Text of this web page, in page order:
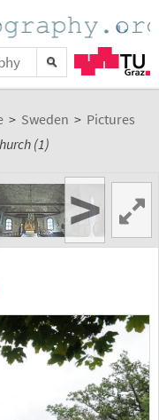
> Sweden > Pictures
(1)
>